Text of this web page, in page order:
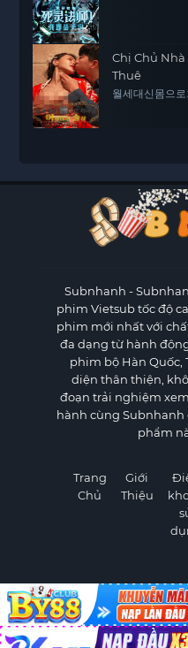
Chị Chủ Nhà
Thuê
월세대신몸으
Subnhanh -
phim Vietsub tốc độ
phim mới nhất với
đa dạng từ hành
phim bộ Hàn Quốc,
diện thân thiện,
đoạn trải nghiệm
hành cùng Subnhanh
phẩm
Trang
Chủ
Giới
Thiệu
©2026
Subnhanh - Xem